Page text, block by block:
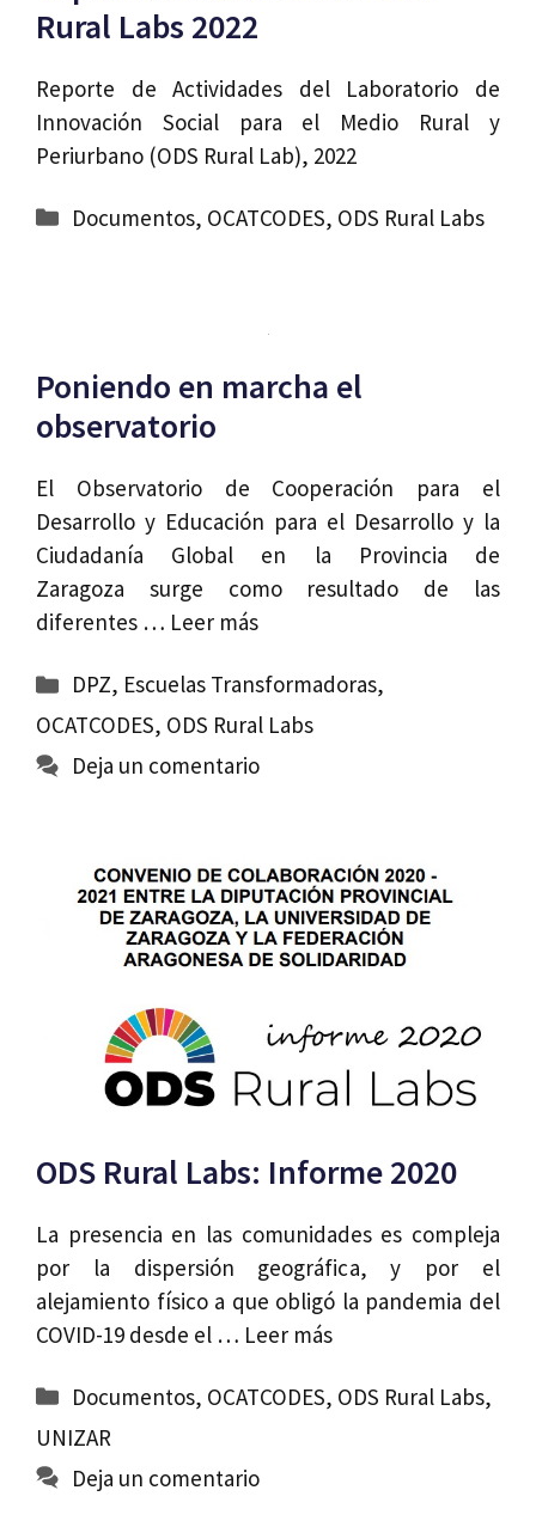
Rural Labs 2022
Reporte de Actividades del Laboratorio de
Innovación Social para el Medio Rural y
Periurbano (ODS Rural Lab), 2022
Categorías
Documentos, OCATCODES, ODS Rural Labs
Poniendo en marcha el
observatorio
El Observatorio de Cooperación para el
Desarrollo y Educación para el Desarrollo y la
Ciudadanía Global en la Provincia de
Zaragoza surge como resultado de las
diferentes … Leer más
Categorías
DPZ, Escuelas Transformadoras,
OCATCODES, ODS Rural Labs
Deja un comentario
ODS Rural Labs: Informe 2020
La presencia en las comunidades es compleja
por la dispersión geográfica, y por el
alejamiento físico a que obligó la pandemia del
COVID-19 desde el … Leer más
Categorías
Documentos, OCATCODES, ODS Rural Labs,
UNIZAR
Deja un comentario